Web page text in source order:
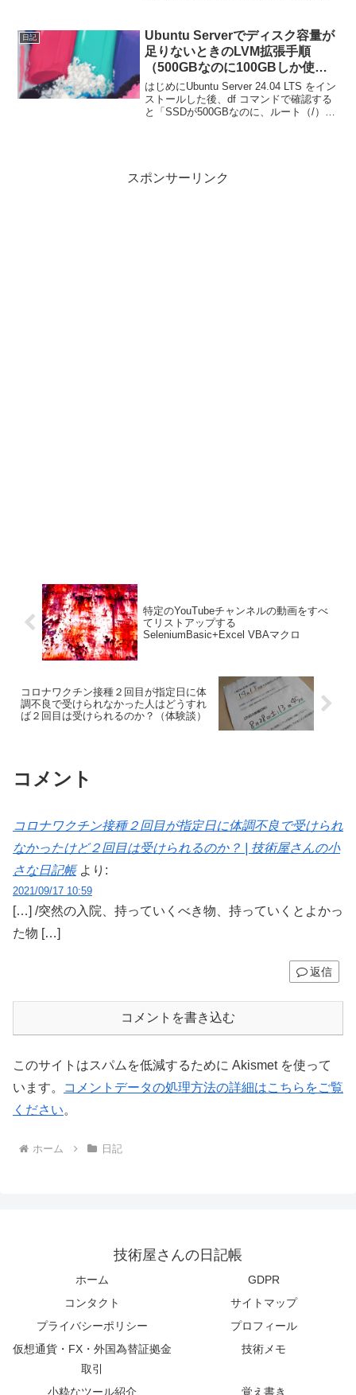
クチン接種はどのようにしたら受けられ
るかの体験談です。経緯：...
日記
Ubuntu Serverでディスク容量が
足りないときのLVM拡張手順
（500GBなのに100GBしか使え
ない場合）
はじめにUbuntu Server 24.04 LTS をイン
ストールした後、df コマンドで確認する
と「SSDが500GBなのに、ルート（/）に
スポンサーリンク
特定のYouTubeチャンネルの動画をすべ
てリストアップする
SeleniumBasic+Excel VBAマクロ
コロナワクチン接種２回目が指定日に体
調不良で受けられなかった人はどうすれ
ば２回目は受けられるのか？（体験談）
コメント
コロナワクチン接種２回目が指定日に体調不良で受けられ
なかったけど２回目は受けられるのか？ | 技術屋さんの小
さな日記帳 より:
2021/09/17 10:59
[…] /突然の入院、持っていくべき物、持っていくとよかっ
た物 […]
返信
コメントを書き込む
このサイトはスパムを低減するために Akismet を使って
います。
コメントデータの処理方法の詳細はこちらをご覧
ください。
ホーム 日記
技術屋さんの日記帳
ホーム
GDPR
コンタクト
サイトマップ
プライバシーポリシー
プロフィール
仮想通貨・FX・外国為替証拠金
取引
技術メモ
小粋なツール紹介 覚え書き